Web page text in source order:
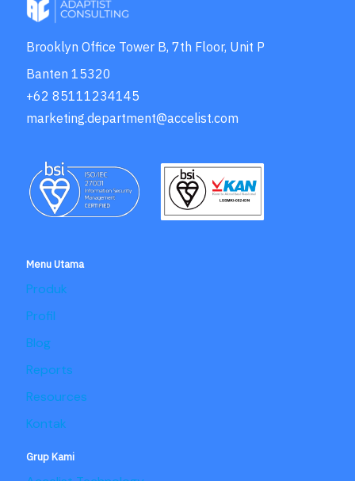
Brooklyn Office Tower B, 7th Floor, Unit P
Banten 15320
+62 85111234145
marketing.department@accelist.com
Menu Utama
Produk
Profil
Blog
Reports
Resources
Kontak
Grup Kami